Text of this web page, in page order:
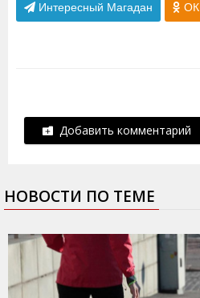
Интересный Магадан ОК
Добавить комментарий
НОВОСТИ ПО ТЕМЕ